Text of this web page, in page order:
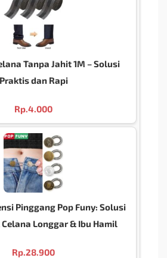
Tanpa Jahit 1M – Solusi
Praktis dan Rapi
Rp.4.000
Pinggang Pop Funy: Solusi
Longgar & Ibu Hamil
Rp.28.900